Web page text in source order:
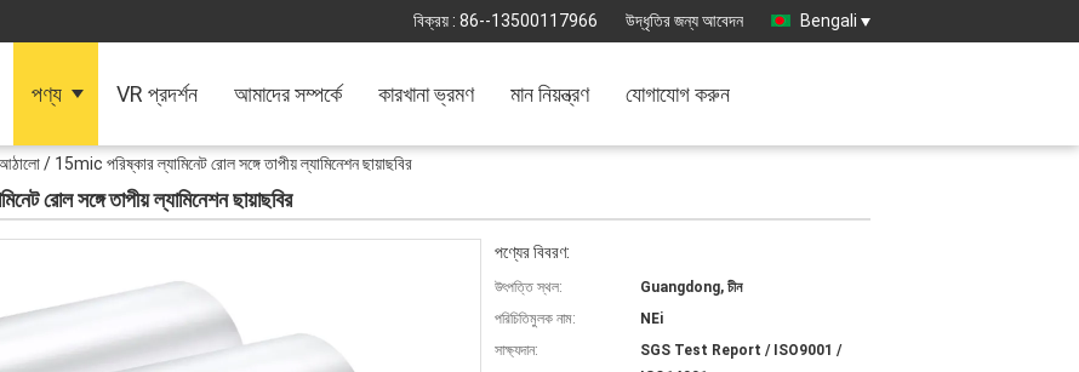
বিক্রয় : 86--13500117966 উদ্ধৃতির জন্য আবেদন Bengali
পণ্য VR প্রদর্শন আমাদের সম্পর্কে কারখানা ভ্রমণ মান নিয়ন্ত্রণ যোগাযোগ করুন
/ 15mic পরিষ্কার ল্যামিনেট রোল সঙ্গে তাপীয় ল্যামিনেশন ছায়াছবির
রোল সঙ্গে তাপীয় ল্যামিনেশন ছায়াছবির
পণ্যের বিবরণ:
উৎপত্তি স্থল:
Guangdong, চীন
পরিচিতিমুলক নাম:
NEi
সাক্ষ্যদান:
SGS Test Report / ISO9001 /